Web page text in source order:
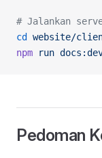
# Jalankan
cd
website/
npm run
Pedoman